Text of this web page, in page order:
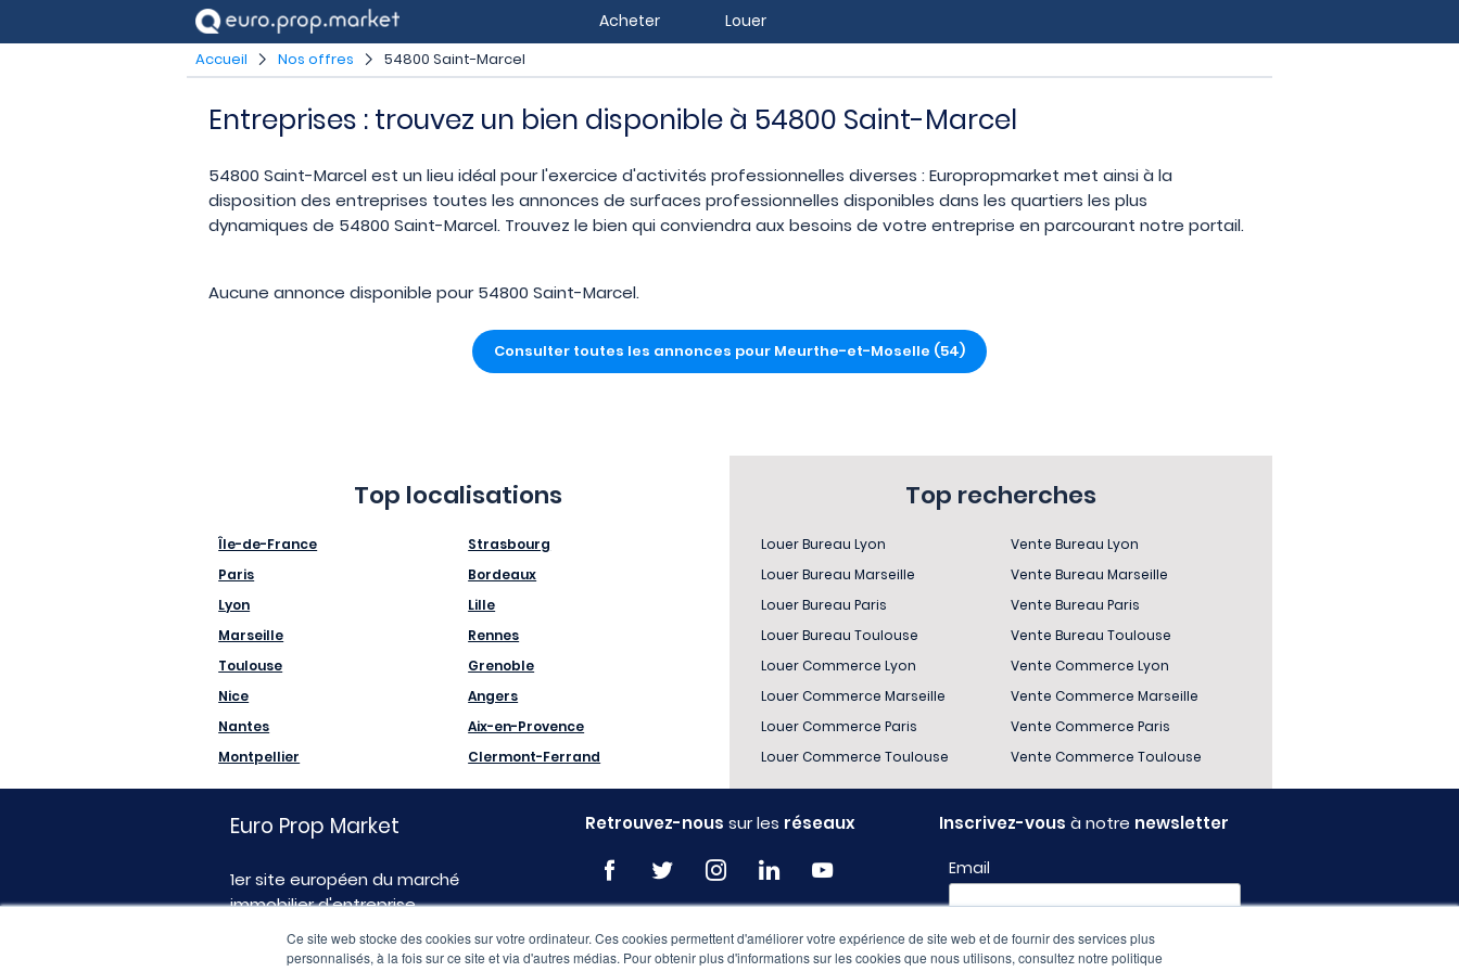
Ce site web stocke des cookies sur votre ordinateur. Ces cookies permettent d'améliorer votre expérience de site web et de fournir des services plus
personnalisés, à la fois sur ce site et via d'autres médias. Pour obtenir plus d'informations sur les cookies que nous utilisons, consultez notre politique
Acheter Louer
Accueil Nos offres 54800 Saint-Marcel
Entreprises : trouvez un bien disponible à 54800 Saint-Marcel
54800 Saint-Marcel est un lieu idéal pour l'exercice d'activités professionnelles diverses : Europropmarket met ainsi à la
disposition des entreprises toutes les annonces de surfaces professionnelles disponibles dans les quartiers les plus
dynamiques de 54800 Saint-Marcel. Trouvez le bien qui conviendra aux besoins de votre entreprise en parcourant notre portail.
Aucune annonce disponible pour 54800 Saint-Marcel.
Consulter toutes les annonces pour Meurthe-et-Moselle (54)
Top localisations
Île-de-France
Paris
Lyon
Marseille
Toulouse
Nice
Nantes
Montpellier
Strasbourg
Bordeaux
Lille
Rennes
Grenoble
Angers
Aix-en-Provence
Clermont-Ferrand
Top recherches
Louer Bureau Lyon
Louer Bureau Marseille
Louer Bureau Paris
Louer Bureau Toulouse
Louer Commerce Lyon
Louer Commerce Marseille
Louer Commerce Paris
Louer Commerce Toulouse
Vente Bureau Lyon
Vente Bureau Marseille
Vente Bureau Paris
Vente Bureau Toulouse
Vente Commerce Lyon
Vente Commerce Marseille
Vente Commerce Paris
Vente Commerce Toulouse
Euro Prop Market
1er site européen du marché
immobilier d'entreprise
Retrouvez-nous sur les réseaux Inscrivez-vous à notre newsletter
Email
Profil